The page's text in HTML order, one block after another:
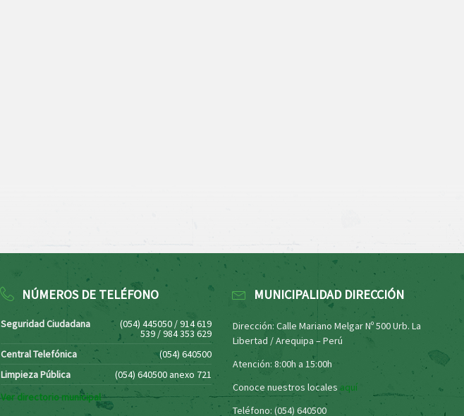
NÚMEROS DE TELÉFONO
Seguridad Ciudadana (054) 445050 / 914 619
539 / 984 353 629
Central Telefónica
(054) 640500
Limpieza Pública
(054) 640500 anexo 721
Ver directorio municipal
MUNICIPALIDAD DIRECCIÓN
Dirección: Calle Mariano Melgar Nº 500 Urb. La
Libertad / Arequipa – Perú
Atención: 8:00h a 15:00h
Conoce nuestros locales aquí
Teléfono: (054) 640500